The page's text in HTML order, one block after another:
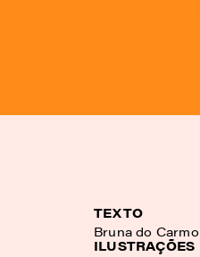
TEXTO
Bruna do Carmo
ILUSTRAÇÕES